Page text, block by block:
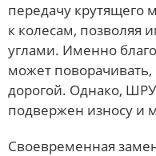
передачу крутящего
к колесам, позволяя
углами. Именно
может поворачивать,
дорогой. Однако,
подвержен износу и
Своевременная